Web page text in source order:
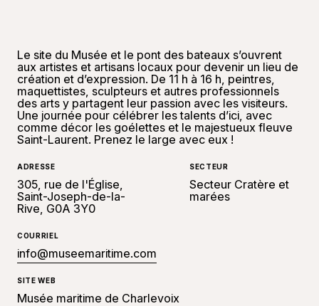
Le site du Musée et le pont des bateaux s’ouvrent
aux artistes et artisans locaux pour devenir un lieu de
création et d’expression. De 11 h à 16 h, peintres,
maquettistes, sculpteurs et autres professionnels
des arts y partagent leur passion avec les visiteurs.
Une journée pour célébrer les talents d’ici, avec
comme décor les goélettes et le majestueux fleuve
Saint-Laurent. Prenez le large avec eux !
ADRESSE
305, rue de l'Église,
Saint-Joseph-de-la-
Rive, G0A 3Y0
SECTEUR
Secteur Cratère et
marées
COURRIEL
info@museemaritime.com
SITE WEB
Musée maritime de Charlevoix